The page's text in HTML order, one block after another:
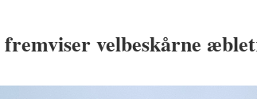
velbeskårne